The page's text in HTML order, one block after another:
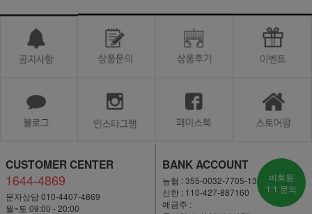
CUSTOMER CENTER
1644-4869
문자상담 010-4407-4869
월~토 09:00 - 20:00
BANK ACCOUNT
농협 : 355-0032-7705-13
신한 : 110-427-887160
예금주 :
비회원
1:1 문의